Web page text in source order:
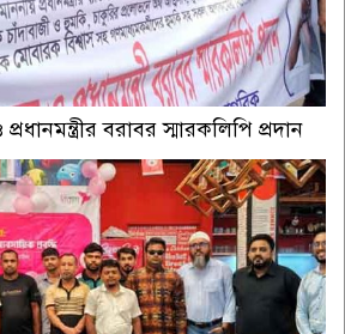
বরাবর স্মারকলিপি প্রদান